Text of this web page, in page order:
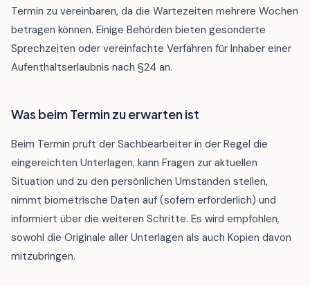
Termin zu vereinbaren, da die Wartezeiten mehrere Wochen
betragen können. Einige Behörden bieten gesonderte
Sprechzeiten oder vereinfachte Verfahren für Inhaber einer
Aufenthaltserlaubnis nach §24 an.
Was beim Termin zu erwarten ist
Beim Termin prüft der Sachbearbeiter in der Regel die
eingereichten Unterlagen, kann Fragen zur aktuellen
Situation und zu den persönlichen Umständen stellen,
nimmt biometrische Daten auf (sofern erforderlich) und
informiert über die weiteren Schritte. Es wird empfohlen,
sowohl die Originale aller Unterlagen als auch Kopien davon
mitzubringen.